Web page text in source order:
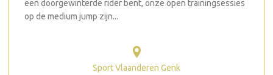
een doorgewinterde rider bent, onze open trainingsessies
op de medium jump zijn...
Sport Vlaanderen Genk